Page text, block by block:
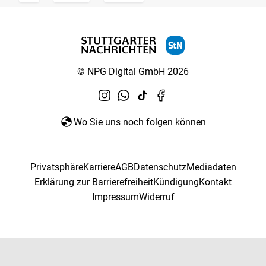
© NPG Digital GmbH 2026
Wo Sie uns noch folgen können
PrivatsphäreKarriereAGBDatenschutzMediadaten
Erklärung zur BarrierefreiheitKündigungKontakt
ImpressumWiderruf